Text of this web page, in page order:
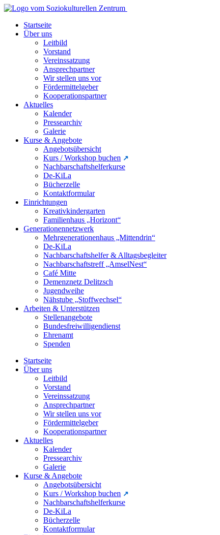
Startseite
Über uns
Leitbild
Vorstand
Vereinssatzung
Ansprechpartner
Wir stellen uns vor
Fördermittelgeber
Kooperationspartner
Aktuelles
Kalender
Pressearchiv
Galerie
Kurse & Angebote
Angebotsübersicht
Kurs / Workshop buchen
Nachbarschaftshelferkurse
De-KiLa
Bücherzelle
Kontaktformular
Einrichtungen
Kreativkindergarten
Familienhaus „Horizont“
Generationennetzwerk
Mehrgenerationenhaus „Mittendrin“
De-KiLa
Nachbarschaftshelfer & Alltagsbegleiter
Nachbarschaftstreff „AmselNest“
Café Mitte
Demenznetz Delitzsch
Jugendweihe
Nähstube „Stoffwechsel“
Arbeiten & Unterstützen
Stellenangebote
Bundesfreiwilligendienst
Ehrenamt
Spenden
Startseite
Über uns
Leitbild
Vorstand
Vereinssatzung
Ansprechpartner
Wir stellen uns vor
Fördermittelgeber
Kooperationspartner
Aktuelles
Kalender
Pressearchiv
Galerie
Kurse & Angebote
Angebotsübersicht
Kurs / Workshop buchen
Nachbarschaftshelferkurse
De-KiLa
Bücherzelle
Kontaktformular